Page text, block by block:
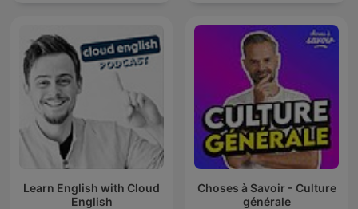
Choses à Savoir - Culture
générale
Learn English with Cloud
English